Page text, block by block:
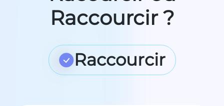
Raccourcir ?
Raccourcir